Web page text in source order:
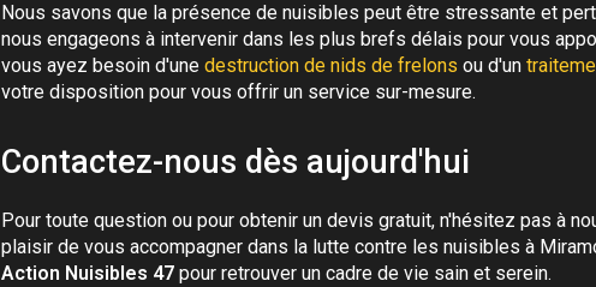
Nous savons que la présence de nuisibles peut être stressante et
nous engageons à intervenir dans les plus brefs délais pour vous
vous ayez besoin d'une destruction de nids de frelons ou d'un
votre disposition pour vous offrir un service sur-mesure.
Contactez-nous dès aujourd'hui
Pour toute question ou pour obtenir un devis gratuit, n'hésitez pas à
plaisir de vous accompagner dans la lutte contre les nuisibles à
Action Nuisibles 47 pour retrouver un cadre de vie sain et serein.